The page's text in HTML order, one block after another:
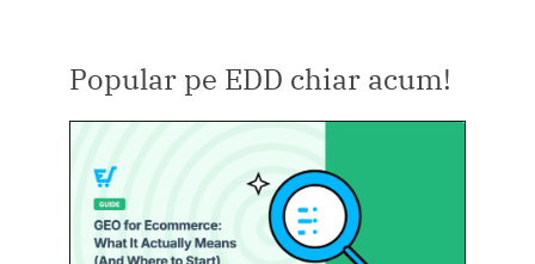
Popular pe EDD chiar acum!